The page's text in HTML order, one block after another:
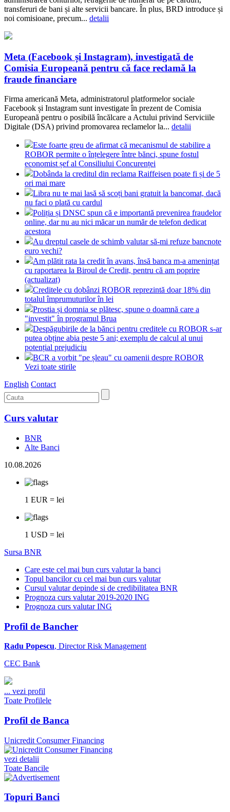
transferuri de bani și alte servicii bancare. În plus, BRD introduce și
noi comisioane, precum... detalii
Meta (Facebook și Instagram), investigată de
Comisia Europeană pentru că face reclamă la
fraude financiare
Firma americană Meta, administratorul platformelor sociale
Facebook și Instagram sunt investigate în prezent de Comisia
Europeană pentru o posibilă încălcare a Actului privind Serviciile
Digitale (DSA) privind promovarea reclamelor la... detalii
Este foarte greu de afirmat că mecanismul de stabilire a
ROBOR permite o înțelegere între bănci, spune fostul
economist șef al Consiliului Concurenței
Dobânda la creditul din reclama Raiffeisen poate fi și de 5
ori mai mare
Libra nu te mai lasă să scoți bani gratuit la bancomat, dacă
nu faci o plată cu cardul
Poliția și DNSC spun că e importantă prevenirea fraudelor
online, dar nu au nici măcar un număr de telefon dedicat
acestora
Au dreptul casele de schimb valutar să-mi refuze bancnote
euro vechi?
Am plătit rata la credit în avans, însă banca m-a amenințat
cu raportarea la Biroul de Credit, pentru că am poprire
(actualizat)
Creditele cu dobânzi ROBOR reprezintă doar 18% din
totalul împrumuturilor în lei
Prostia și domnia se plătesc, spune o doamnă care a
"investit" în programul Brua
Despăgubirile de la bănci pentru creditele cu ROBOR s-ar
putea obține abia peste 5 ani; exemplu de calcul al unui
potențial prejudiciu
BCR a vorbit "pe șleau" cu oamenii despre ROBOR
Vezi toate stirile
English Contact
Curs valutar
BNR
Alte Banci
10.08.2026
1 EUR = lei
1 USD = lei
Sursa BNR
Care este cel mai bun curs valutar la banci
Topul bancilor cu cel mai bun curs valutar
Cursul valutar depinde si de credibilitatea BNR
Prognoza curs valutar 2019-2020 ING
Prognoza curs valutar ING
Profil de Bancher
Radu Popescu, Director Risk Management
CEC Bank
... vezi profil
Toate Profilele
Profil de Banca
Unicredit Consumer Financing
vezi detalii
Toate Bancile
Topuri Banci